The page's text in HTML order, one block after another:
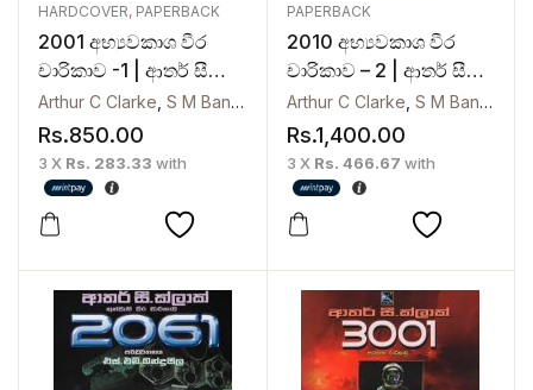
HARDCOVER, PAPERBACK
2001 අභ්‍යවකාශ වීර
චාරිකාව -1 | ආතර් සී
ක්ලාක්
Arthur C Clarke S M Banduseela
Rs.850.00
3 X Rs. 283.33 with
PAPERBACK
2010 අභ්‍යවකාශ වීර
චාරිකාව – 2 | ආතර් සී
ක්ලාක්
Arthur C Clarke S M Banduseela
Rs.1,400.00
3 X Rs. 466.67 with